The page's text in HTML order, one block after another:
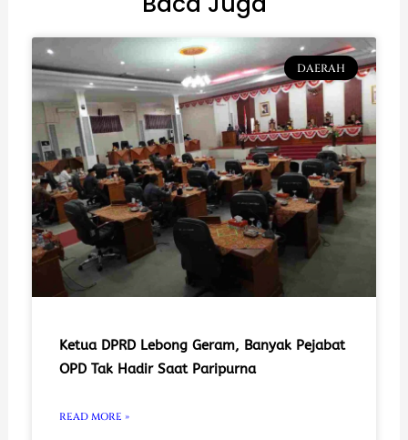
DAERAH
Ketua DPRD Lebong Geram, Banyak Pejabat
OPD Tak Hadir Saat Paripurna
READ MORE »